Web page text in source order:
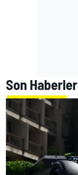
Son Haberler